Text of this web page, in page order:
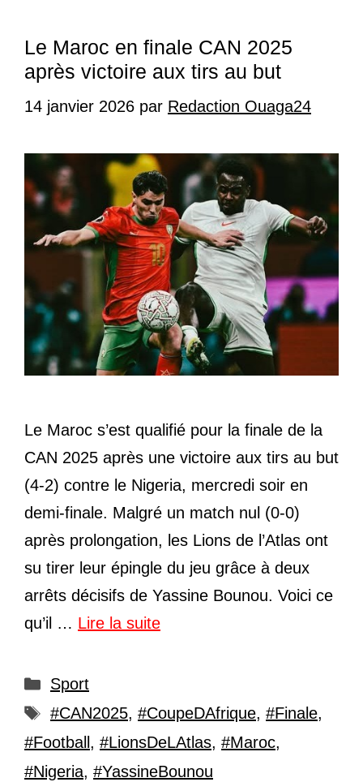
Le Maroc en finale CAN 2025
après victoire aux tirs au but
14 janvier 2026 par Redaction Ouaga24
Le Maroc s’est qualifié pour la finale de la
CAN 2025 après une victoire aux tirs au but
(4-2) contre le Nigeria, mercredi soir en
demi-finale. Malgré un match nul (0-0)
après prolongation, les Lions de l’Atlas ont
su tirer leur épingle du jeu grâce à deux
arrêts décisifs de Yassine Bounou. Voici ce
qu’il … Lire la suite
Catégories
Sport
Étiquettes
#CAN2025, #CoupeDAfrique, #Finale,
#Football , #LionsDeLAtlas, #Maroc,
#Nigeria, #YassineBounou